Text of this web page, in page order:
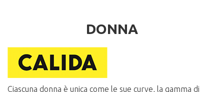
DONNA
Ciascuna donna è unica come le sue curve, la gamma di